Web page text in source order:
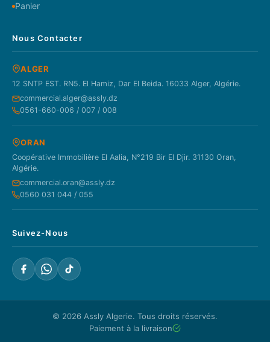
Panier
Nous Contacter
ALGER
12 SNTP EST. RN5. El Hamiz, Dar El Beida. 16033 Alger, Algérie.
commercial.alger@assly.dz
0561-660-006 / 007 / 008
ORAN
Coopérative Immobilière El Aalia, N°219 Bir El Djir. 31130 Oran,
Algérie.
commercial.oran@assly.dz
0560 031 044 / 055
Suivez-Nous
© 2026 Assly Algerie. Tous droits réservés.
Paiement à la livraison